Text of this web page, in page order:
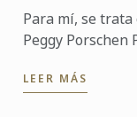
Para mí, se
Peggy
LEER MÁS